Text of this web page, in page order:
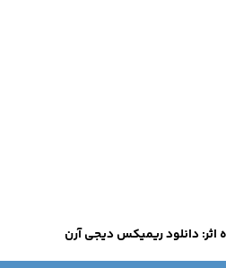
اثر: دانلود ریمیکس دیجی آرن